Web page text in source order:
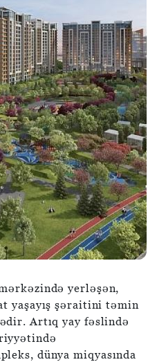
yerləşən,
yaşayış şəraitini təmin
Artıq yay fəslində
dünya miqyasında